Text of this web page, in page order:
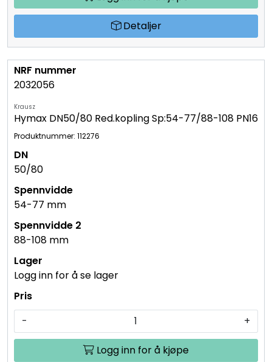
Detaljer
2032056
Krausz
Hymax DN50/80 Red.kopling Sp:54-77/88-108 PN16
Produktnummer: 112276
50/80
54-77 mm
88-108 mm
Logg inn for å se lager
- +
Logg inn for å kjøpe